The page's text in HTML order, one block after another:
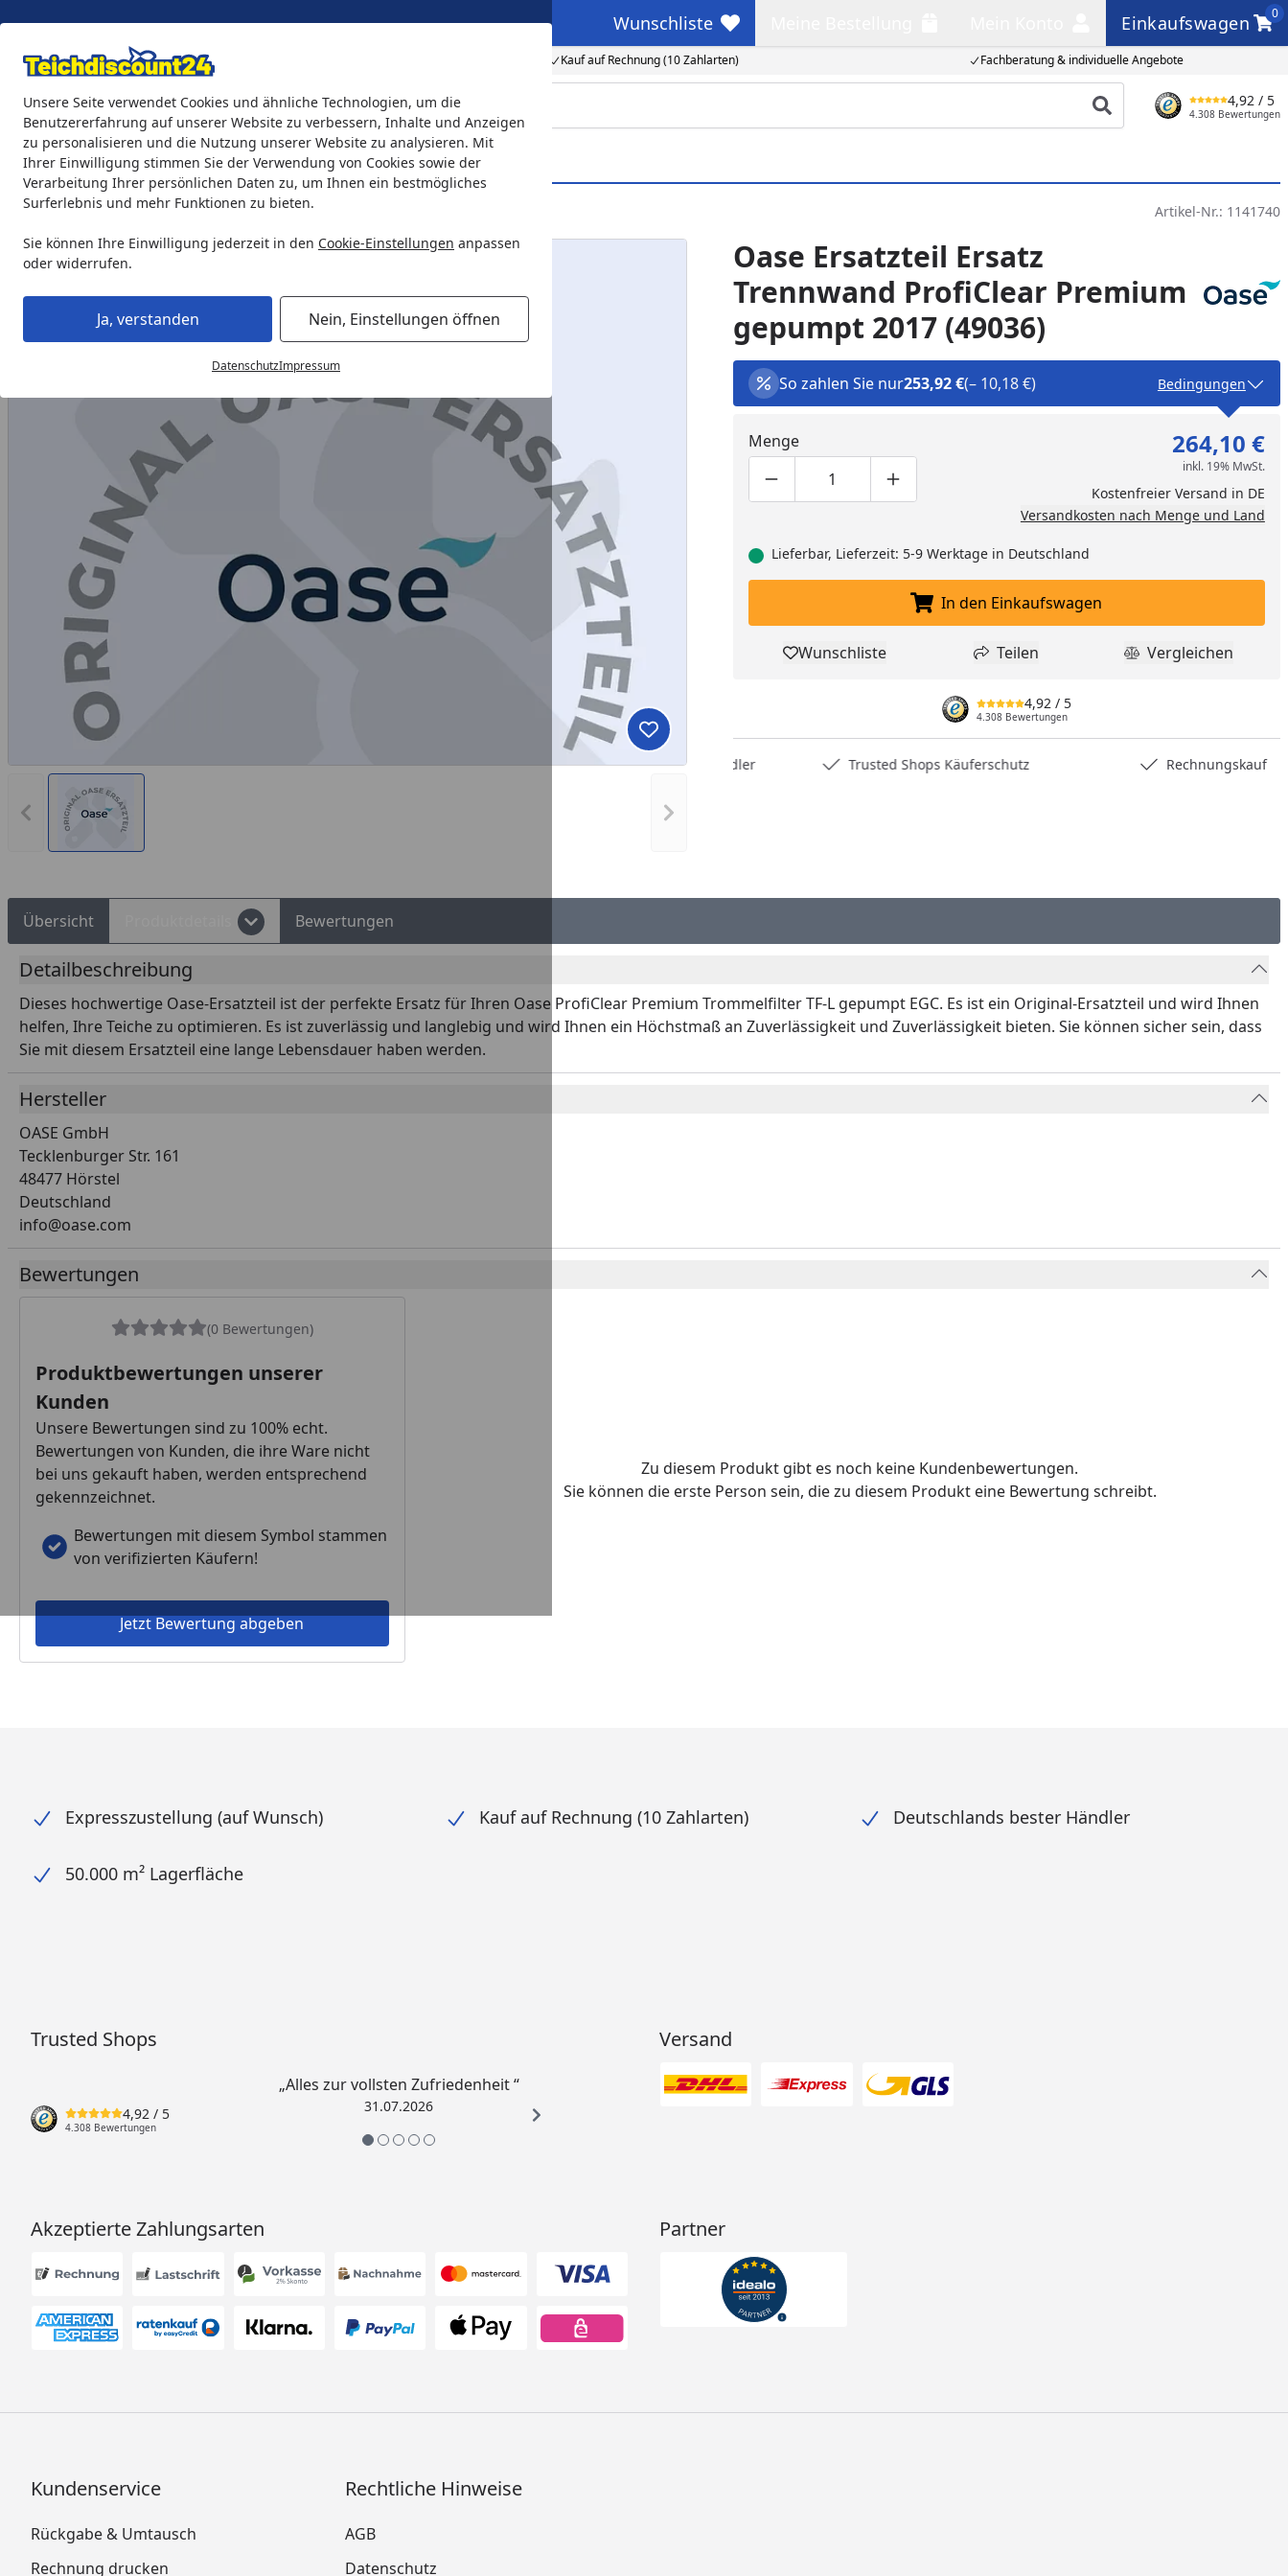
Unsere Seite verwendet Cookies und ähnliche Technologien, um die
Benutzererfahrung auf unserer Website zu verbessern, Inhalte und Anzeigen
zu personalisieren und die Nutzung unserer Website zu analysieren. Mit
Ihrer Einwilligung stimmen Sie der Verwendung von Cookies sowie der
Verarbeitung Ihrer persönlichen Daten zu, um Ihnen ein bestmögliches
Surferlebnis und mehr Funktionen zu bieten.
Sie können Ihre Einwilligung jederzeit in den Cookie-Einstellungen anpassen
oder widerrufen.
Ja, verstanden Nein, Einstellungen öffnen
DatenschutzImpressum
Eigene Montage-Teams Kauf auf Rechnung (10 Zahlarten) Fachberatung & individuelle Angebote
Wunschliste
Wunschliste Einkaufswagen
0
Einkaufswagen
Produkt suchen
4,92 / 5
4.308 Bewertungen
Teichprodukte Aquaristik Söll Teichpflege & Fischfutter
Oase Ersatzteil Ersatz Trennwand ProfiClear Premium gepumpt 2017 (49036) Artikel-Nr.: 1141740
Vorheriges Bild anzeigen Nächstes Bild anzeigen
Produkt zur Wunschliste hinzufügen
Oase Ersatzteil Ersatz
Trennwand ProfiClear Premium
gepumpt 2017 (49036)
So zahlen Sie nur253,92 €(– 10,18 €) Bedingungen
Menge
Produktmenge um eins verringern
Produktmenge manuell eingeben
Produktmenge um eins erhöhen
264,10 €
inkl. 19% MwSt.
Kostenfreier Versand in DE
Versandkosten nach Menge und Land
Lieferbar, Lieferzeit: 5-9 Werktage in Deutschland
In den Einkaufswagen legen
In den Einkaufswagen
Produkt zur Wunschliste hinzufügen
Wunschliste Teilen
Teilen Produkt
Vergleichen
4,92 / 5
4.308 Bewertungen
Rechnungskauf Montageservice Deutschlands bester Händler Trusted Shops Käuferschutz Rechnungskauf
Übersicht Bewertungen
Detailbeschreibung
Dieses hochwertige Oase-Ersatzteil ist der perfekte Ersatz für Ihren Oase ProfiClear Premium Trommelfilter TF-L gepumpt EGC. Es ist ein Original-Ersatzteil und wird Ihnen
helfen, Ihre Teiche zu optimieren. Es ist zuverlässig und langlebig und wird Ihnen ein Höchstmaß an Zuverlässigkeit und Zuverlässigkeit bieten. Sie können sicher sein, dass
Sie mit diesem Ersatzteil eine lange Lebensdauer haben werden.
Hersteller
OASE GmbH
Tecklenburger Str. 161
48477 Hörstel
Deutschland
info@oase.com
Bewertungen
(0 Bewertungen)
Produktbewertungen unserer
Kunden
Unsere Bewertungen sind zu 100% echt.
Bewertungen von Kunden, die ihre Ware nicht
bei uns gekauft haben, werden entsprechend
gekennzeichnet.
Bewertungen mit diesem Symbol stammen
von verifizierten Käufern!
Jetzt Bewertung abgeben
Zu diesem Produkt gibt es noch keine Kundenbewertungen.
Sie können die erste Person sein, die zu diesem Produkt eine Bewertung schreibt.
Expresszustellung (auf Wunsch) Kauf auf Rechnung (10 Zahlarten) Deutschlands bester Händler
50.000 m² Lagerfläche
Trusted Shops
4,92 / 5
4.308 Bewertungen
„Alles zur vollsten Zufriedenheit “
31.07.2026
Versand
Akzeptierte Zahlungsarten Partner
Kundenservice
Rückgabe & Umtausch
Rechnung drucken
Rechtliche Hinweise
AGB
Datenschutz